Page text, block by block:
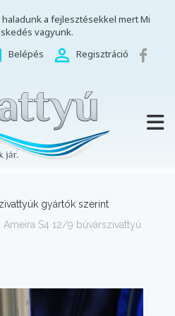
a fejlesztésekkel mert Mi
vagyunk.
Belépés Regisztráció
gyártók szerint
Ameira S4 12/9 búvárszivattyú